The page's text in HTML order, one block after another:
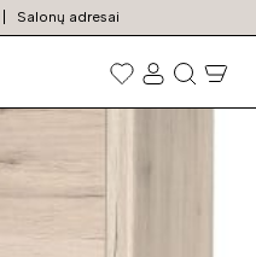
Salonų adresai